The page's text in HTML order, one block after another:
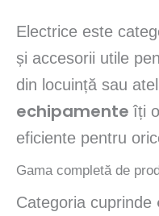
Electrice este
și accesorii utile
din locuință sau
echipamenteîți
eficiente pentru
Gama completă de
Categoria cuprinde